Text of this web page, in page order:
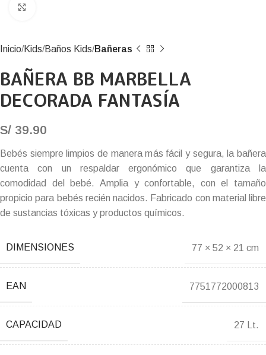
Inicio Kids Baños Kids Bañeras
BAÑERA BB MARBELLA
DECORADA FANTASÍA
S/ 39.90
Bebés siempre limpios de manera más fácil y segura, la bañera
cuenta con un respaldar ergonómico que garantiza la
comodidad del bebé. Amplia y confortable, con el tamaño
propicio para bebés recién nacidos. Fabricado con material libre
de sustancias tóxicas y productos químicos.
DIMENSIONES 77 × 52 × 21 cm
EAN 7751772000813
CAPACIDAD 27 Lt.